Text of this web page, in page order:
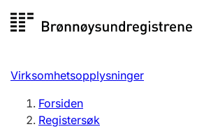
til
Registersøk
Aksjeselskap
Virksomhetsopplysninger
Forsiden
Registersøk